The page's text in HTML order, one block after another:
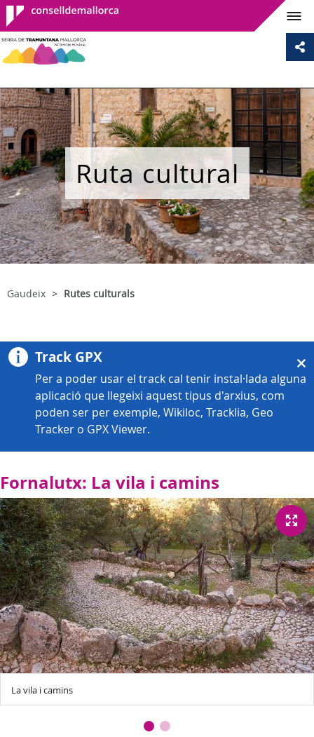
Consell de
Mallorca
Ruta cultural
Gaudeix Rutes culturals
Track GPX
Per a poder usar el track cal tenir instal·lada alguna
aplicació que llegeixi aquest tipus d'arxius, com
poden ser per exemple, Wikiloc, Tracklia, Geo
Tracker o GPX Viewer.
Fornalutx: La vila i camins
La vila i camins